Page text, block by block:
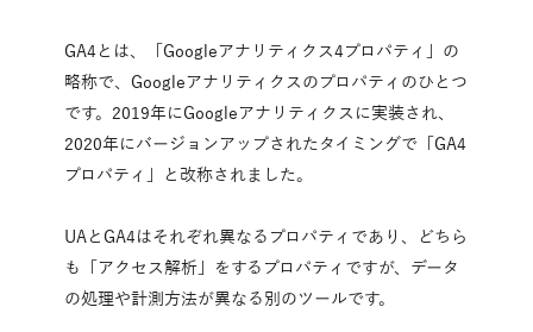
GA4とは、「Googleアナリティクス4プロパティ」の
略称で、Googleアナリティクスのプロパティのひとつ
です。2019年にGoogleアナリティクスに実装され、
2020年にバージョンアップされたタイミングで「GA4
プロパティ」と改称されました。
UAとGA4はそれぞれ異なるプロパティであり、どちら
も「アクセス解析」をするプロパティですが、データ
の処理や計測方法が異なる別のツールです。